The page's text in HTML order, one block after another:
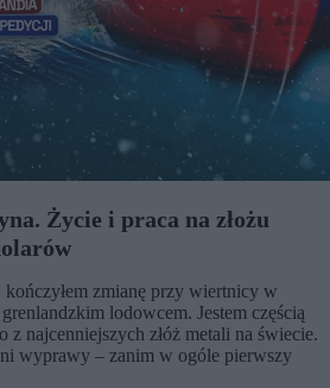
Życie i praca na złożu
kończyłem zmianę przy wiertnicy w
lodowcem. Jestem częścią
z najcenniejszych złóż metali na świecie.
wyprawy – zanim w ogóle pierwszy